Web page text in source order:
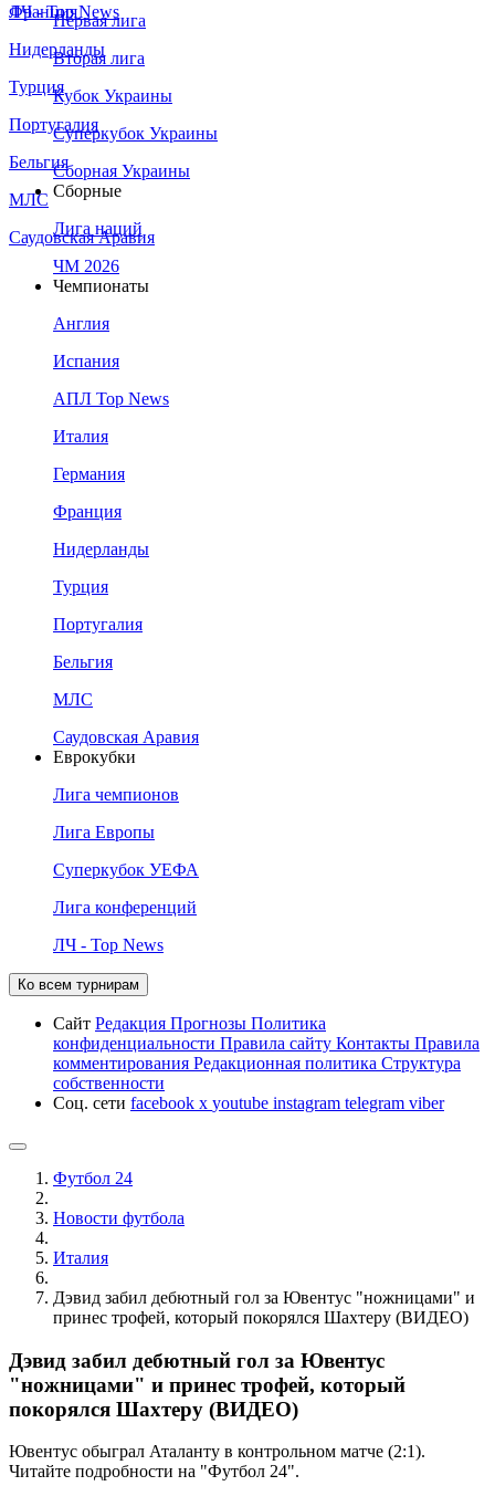
Франция
Нидерланды
Турция
Португалия
Бельгия
МЛС
Саудовская Аравия
ЛЧ - Top News
Первая лига
Вторая лига
Кубок Украины
Суперкубок Украины
Сборная Украины
Сборные
Лига наций
ЧМ 2026
Чемпионаты
Англия
Испания
АПЛ Top News
Италия
Германия
Франция
Нидерланды
Турция
Португалия
Бельгия
МЛС
Саудовская Аравия
Еврокубки
Лига чемпионов
Лига Европы
Суперкубок УЕФА
Лига конференций
ЛЧ - Top News
Ко всем турнирам
Сайт Редакция Прогнозы Политика
конфиденциальности Правила сайту Контакты Правила
комментирования Редакционная политика Структура
собственности
Соц. сети facebook x youtube instagram telegram viber
Футбол 24
Новости футбола
Италия
Дэвид забил дебютный гол за Ювентус "ножницами" и
принес трофей, который покорялся Шахтеру (ВИДЕО)
Дэвид забил дебютный гол за Ювентус
"ножницами" и принес трофей, который
покорялся Шахтеру (ВИДЕО)
Ювентус обыграл Аталанту в контрольном матче (2:1).
Читайте подробности на "Футбол 24".